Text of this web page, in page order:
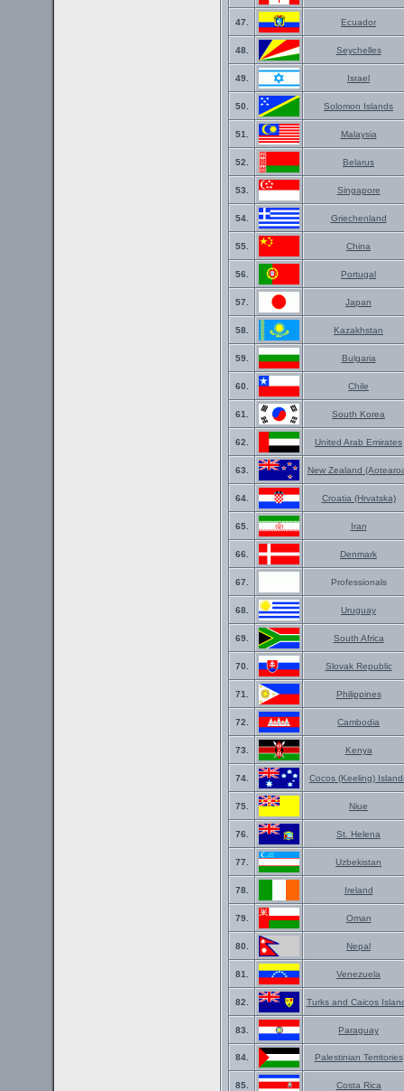
47. Ecuador
48. Seychelles
49. Israel
50. Solomon Islands
51. Malaysia
52. Belarus
53. Singapore
54. Griechenland
55. China
56. Portugal
57. Japan
58. Kazakhstan
59. Bulgaria
60. Chile
61. South Korea
62. United Arab Emirates
63. New Zealand
64. Croatia (Hrvatska)
65. Iran
66. Denmark
67. Professionals
68. Uruguay
69. South Africa
70. Slovak Republic
71. Philippines
72. Cambodia
73. Kenya
74. Cocos (Keeling)
75. Niue
76. St. Helena
77. Uzbekistan
78. Ireland
79. Oman
80. Nepal
81. Venezuela
82. Turks and Caicos
83. Paraguay
84. Palestinian Territories
85. Costa Rica